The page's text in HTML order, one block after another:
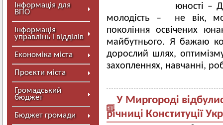
Інформація для
ВПО
Інформація
управлінь і відділів
Економіка міста
Проєкти міста
Громадський
бюджет
Бюджет громади
юності –
молодість – не вік,
покоління освічених
майбутнього. Я бажаю
дорослий шлях, оптимізму
захопленнях, навчанні,
У Миргороді
річниці Конституції